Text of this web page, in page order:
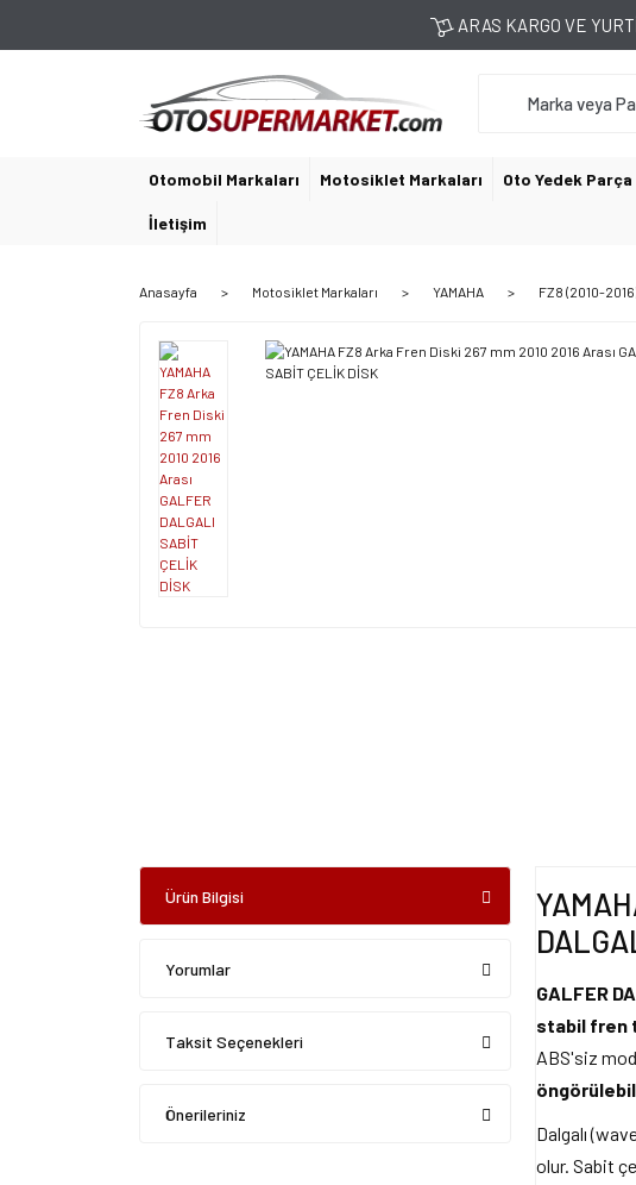
ARAS KARGO VE
Otomobil Markaları Motosiklet Markaları Oto Yedek Parça
İletişim
Anasayfa Motosiklet Markaları YAMAHA FZ8 (2010-
Ürün Bilgisi
Yorumlar
Taksit Seçenekleri
Önerileriniz
GALFER
stabil fren
ABS'siz
Dalgalı
olur. Sabit